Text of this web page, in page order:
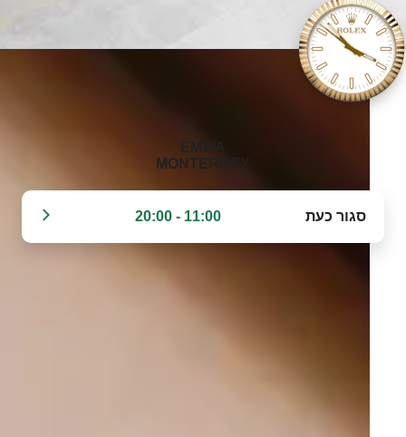
‭EMWA
MONTERREY‬
סגור כעת 11:00 - 20:00